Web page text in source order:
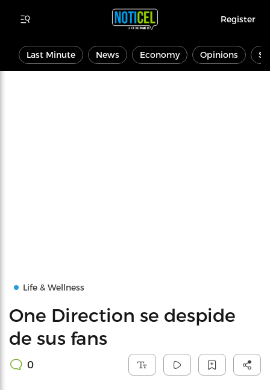
Register
Last Minute News Economy Opinions
Life & Wellness
One Direction se despide
de sus fans
0